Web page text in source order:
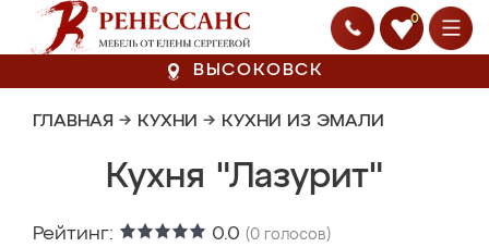
0
ВЫСОКОВСК
ГЛАВНАЯ → КУХНИ → КУХНИ ИЗ ЭМАЛИ
Кухня "Лазурит"
Рейтинг: 0.0 (0 голосов)